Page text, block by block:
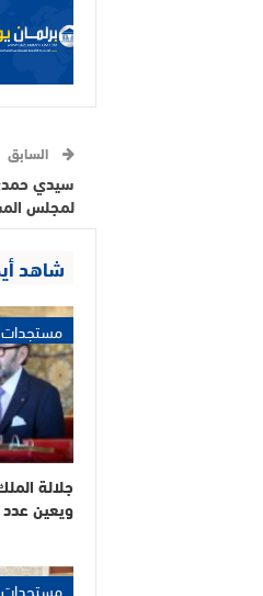
السابق
سيدي
لمجلس
شاهد
مستجدات
جلالة
ويعين عدد
مستجدات